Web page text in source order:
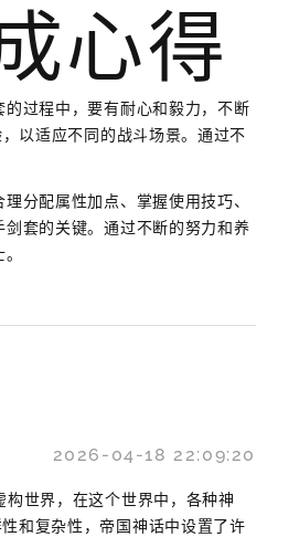
心得
过程中，要有耐心和毅力，不断
以适应不同的战斗场景。通过不
分配属性加点、掌握使用技巧、
套的关键。通过不断的努力和养
2026-04-18 22:09:20
世界，在这个世界中，各种神
和复杂性，帝国神话中设置了许